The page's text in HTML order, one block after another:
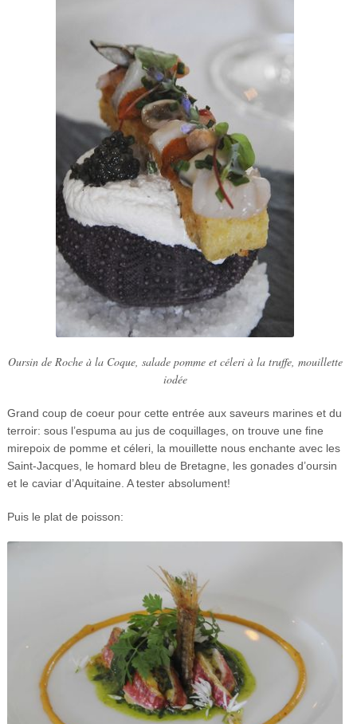
Oursin de Roche à la Coque, salade pomme et céleri à la truffe, mouillette
iodée
Grand coup de coeur pour cette entrée aux saveurs marines et du
terroir: sous l’espuma au jus de coquillages, on trouve une fine
mirepoix de pomme et céleri, la mouillette nous enchante avec les
Saint-Jacques, le homard bleu de Bretagne, les gonades d’oursin
et le caviar d’Aquitaine. A tester absolument!
Puis le plat de poisson: